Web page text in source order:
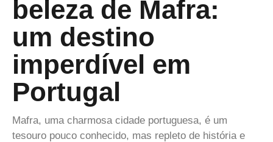
beleza de Mafra:
um destino
imperdível em
Portugal
Mafra, uma charmosa cidade portuguesa, é um
tesouro pouco conhecido, mas repleto de história e